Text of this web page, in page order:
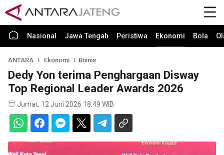
Nasional Jawa Tengah Peristiwa Ekonomi Bola
ANTARA Ekonomi Bisnis
Dedy Yon terima Penghargaan Disway
Top Regional Leader Awards 2026
Jumat, 12 Juni 2026 18:49 WIB